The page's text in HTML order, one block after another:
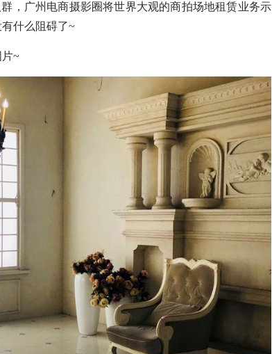
广州电商摄影圈将世界大观的商拍场地租赁业务示
什么阻碍了~
~